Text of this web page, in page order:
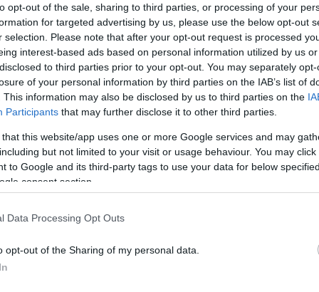
opt-out of the sale, sharing to third parties, or processing of your
for targeted advertising by us, please use the below opt-out
selection. Please note that after your opt-out request is processed
interest-based ads based on personal information utilized by us
to third parties prior to your opt-out. You may separately
of your personal information by third parties on the IAB’s list of
This information may also be disclosed by us to third parties on the
Participants that may further disclose it to other third parties.
that this website/app uses one or more Google services and may
but not limited to your visit or usage behaviour. You may
to Google and its third-party tags to use your data for below
consent section.
Data Processing Opt Outs
opt-out of the Sharing of my personal data.
képviselő csapat az STR nemzetközi turisztikai
második helyezést értek el.
Közép-Kelet-európai fordulóját2021 után
helyet aBudapesti Corvinus Egyetemszerezte
2022 STR Global Student Market Study
világversenyennovember 19-én, szombaton az
döntős csapatai mérték össze tudásukat. A
be a 3 hónapos felkészülés során született
Európát képviselő csapatként –
részben az STR Share Center big
adatbázisok alapján.